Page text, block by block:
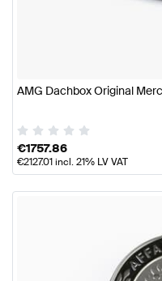
AMG Dachbox Original
€1757.86
€2127.01incl. 21% LV VAT